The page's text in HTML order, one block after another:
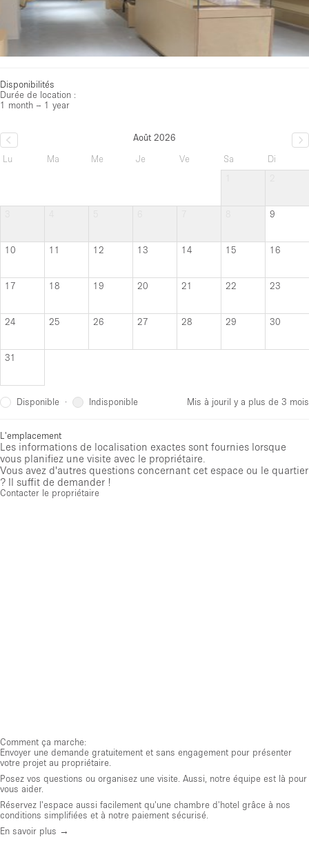
Disponibilités
Durée de location :
1 month – 1 year
Août 2026
Lu
Ma Me Je Ve Sa
Di
9
10 11 12 13 14 15 16
17 18 19 20 21 22 23
24 25 26 27 28 29 30
31
Disponible · Indisponible Mis à jouril y a plus de 3 mois
L'emplacement
Les informations de localisation exactes sont fournies lorsque
vous planifiez une visite avec le propriétaire.
Vous avez d'autres questions concernant cet espace ou le quartier
? Il suffit de demander !
Contacter le propriétaire
Comment ça marche:
Envoyer une demande gratuitement et sans engagement pour présenter
votre projet au propriétaire.
Posez vos questions ou organisez une visite. Aussi, notre équipe est là pour
vous aider.
Réservez l'espace aussi facilement qu'une chambre d'hotel grâce à nos
conditions simplifiées et à notre paiement sécurisé.
En savoir plus →